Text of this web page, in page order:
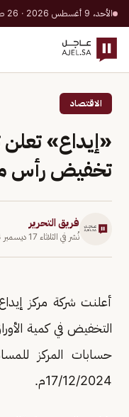
الأحد، 9 أغسطس 2026 · 26 صفر 1448 هـ
الاقتصاد
«إيداع»
تخفيض رأس
فريق التحرير
نُشر في الثلاثاء 17 ديسمبر 2024
أعلنت شركة مركز
التخفيض في كمية
حسابات المركز
17/12/2024م.